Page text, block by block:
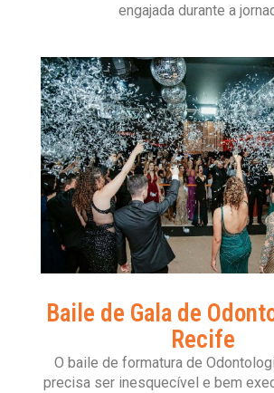
engajada durante a
Baile de Gala de
Recife
O baile de formatura de
precisa ser inesquecível e bem